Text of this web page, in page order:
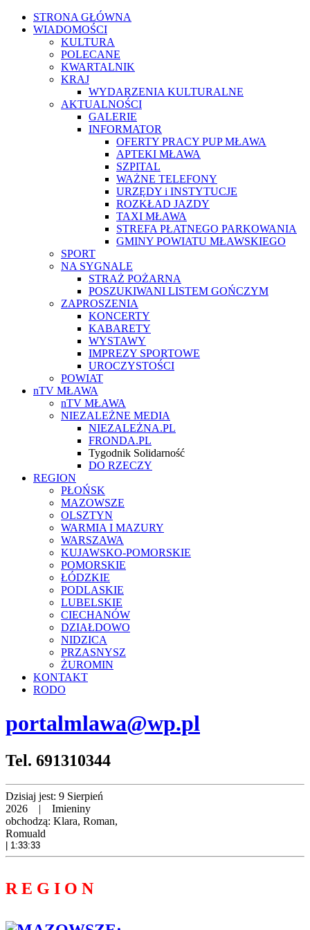
STRONA GŁÓWNA
WIADOMOŚCI
KULTURA
POLECANE
KWARTALNIK
KRAJ
WYDARZENIA KULTURALNE
AKTUALNOŚCI
GALERIE
INFORMATOR
OFERTY PRACY PUP MŁAWA
APTEKI MŁAWA
SZPITAL
WAŻNE TELEFONY
URZĘDY i INSTYTUCJE
ROZKŁAD JAZDY
TAXI MŁAWA
STREFA PŁATNEGO PARKOWANIA
GMINY POWIATU MŁAWSKIEGO
SPORT
NA SYGNALE
STRAŻ POŻARNA
POSZUKIWANI LISTEM GOŃCZYM
ZAPROSZENIA
KONCERTY
KABARETY
WYSTAWY
IMPREZY SPORTOWE
UROCZYSTOŚCI
POWIAT
nTV MŁAWA
nTV MŁAWA
NIEZALEŻNE MEDIA
NIEZALEŻNA.PL
FRONDA.PL
Tygodnik Solidarność
DO RZECZY
REGION
PŁOŃSK
MAZOWSZE
OLSZTYN
WARMIA I MAZURY
WARSZAWA
KUJAWSKO-POMORSKIE
POMORSKIE
ŁÓDZKIE
PODLASKIE
LUBELSKIE
CIECHANÓW
DZIAŁDOWO
NIDZICA
PRZASNYSZ
ŻUROMIN
KONTAKT
RODO
portalmlawa@wp.pl
Tel. 691310344
Dzisiaj jest: 9 Sierpień
2026 | Imieniny
obchodzą: Klara, Roman,
Romuald
| 1:33:33
R E G I O N
października
mężczyzna
samochodem
Wyszkowa,
potrącił
pieszego
25,
mieszkańca
powiatu
płockiego,
nagle
na